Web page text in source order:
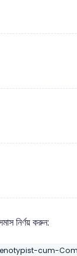
নির্ণয় করুন:
cum-